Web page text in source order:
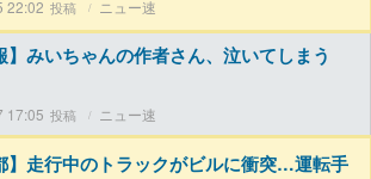
22:02 ニュー速
】みいちゃんの作者さん、泣いてしまう
17:05 ニュー速
】走行中のトラックがビルに衝突…運転手